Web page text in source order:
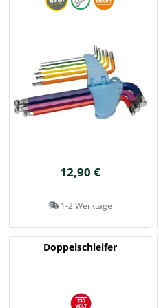
12,90 €
1-2 Werktage
Doppelschleifer